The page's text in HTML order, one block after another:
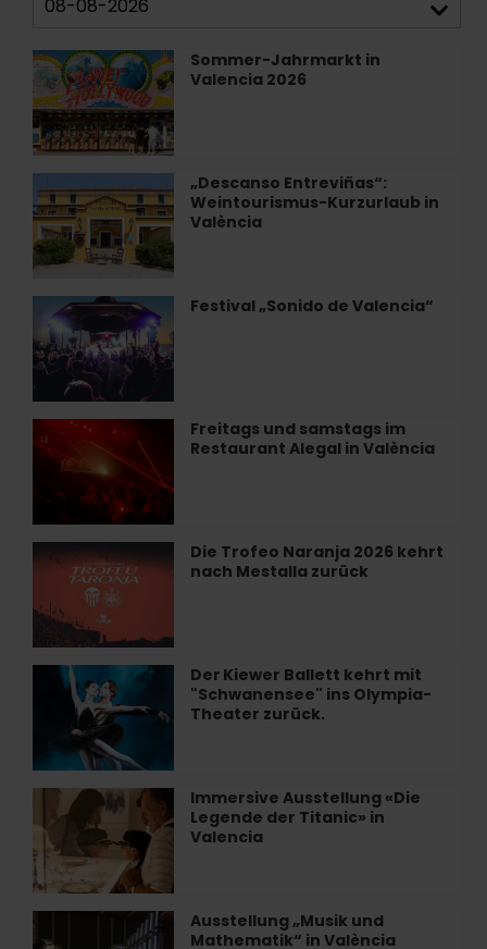
Sommer-Jahrmarkt in
Valencia 2026
Sommer-
Jahrmarkt
in
Valencia
2026
„Descanso Entreviñas“:
Weintourismus-Kurzurlaub in
València
„Descanso
Entreviñas“:
Weintourismus-
Kurzurlaub
in
València
Festival „Sonido de Valencia“
Festival
„Sonido
de
Valencia“
Freitags und samstags im
Restaurant Alegal in València
Freitags
und
samstags
im
Restaurant
Alegal
València
Die Trofeo Naranja 2026 kehrt
nach Mestalla zurück
Die
Trofeo
Naranja
2026
kehrt
nach
Mestalla
zurück
Der Kiewer Ballett kehrt mit
"Schwanensee" ins Olympia-
Theater zurück.
Der Kiewer
Ballett
"Schwanensee"
ins
Olympia-
zurück.
Immersive Ausstellung «Die
Legende der Titanic» in
Valencia
Immersive
Ausstellung
«Die
Legende
der
Titanic»
in
Ausstellung „Musik und
Mathematik“ in València
Ausstellung